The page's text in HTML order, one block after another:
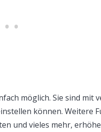
möglich. Sie sind mit
können. Weitere
und vieles mehr,